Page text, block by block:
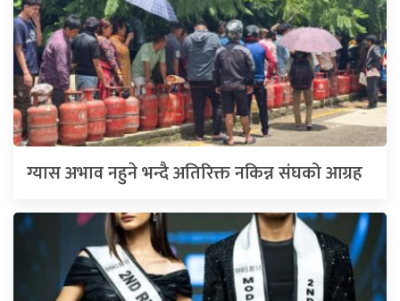
ग्यास अभाव नहुने भन्दै अतिरिक्त नकिन्न संघको आग्रह